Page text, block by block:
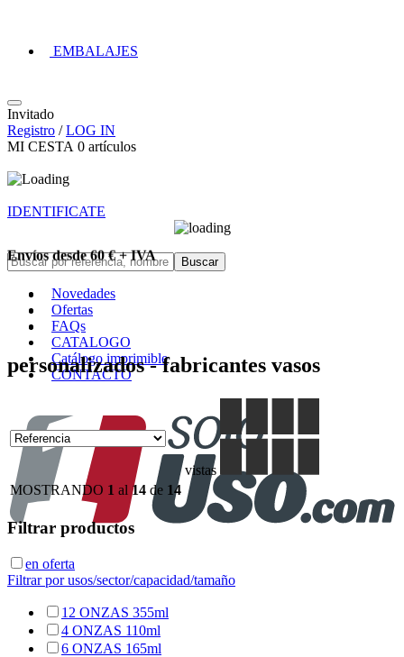
EMBALAJES
Invitado
Registro /LOG IN
MI CESTA 0 artículos
IDENTIFICATE
Novedades
Ofertas
FAQs
CATALOGO
Catálogo imprimible
CONTACTO
Envíos desde 60 € + IVA
personalizados - fabricantes vasos
vistas
MOSTRANDO 1 al 14 de 14
Filtrar productos
en oferta
Filtrar por usos/sector/capacidad/tamaño
12 ONZAS 355ml
4 ONZAS 110ml
6 ONZAS 165ml